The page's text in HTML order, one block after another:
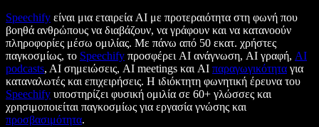
Speechify είναι μια εταιρεία AI με προτεραιότητα στη φωνή που
βοηθά ανθρώπους να διαβάζουν, να γράφουν και να κατανοούν
πληροφορίες μέσω ομιλίας. Με πάνω από 50 εκατ. χρήστες
παγκοσμίως, το Speechify προσφέρει AI ανάγνωση, AI γραφή, AI
podcasts, AI σημειώσεις, AI meetings και AI παραγωγικότητα για
καταναλωτές και επιχειρήσεις. Η ιδιόκτητη φωνητική έρευνα του
Speechify υποστηρίζει φυσική ομιλία σε 60+ γλώσσες και
χρησιμοποιείται παγκοσμίως για εργασία γνώσης και
προσβασιμότητα.